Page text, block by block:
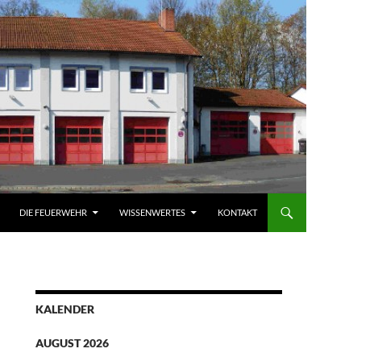
DIE FEUERWEHR WISSENWERTES KONTAKT
KALENDER
AUGUST 2026